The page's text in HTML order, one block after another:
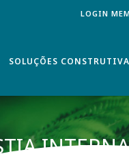
LOGIN
SOLUÇÕES